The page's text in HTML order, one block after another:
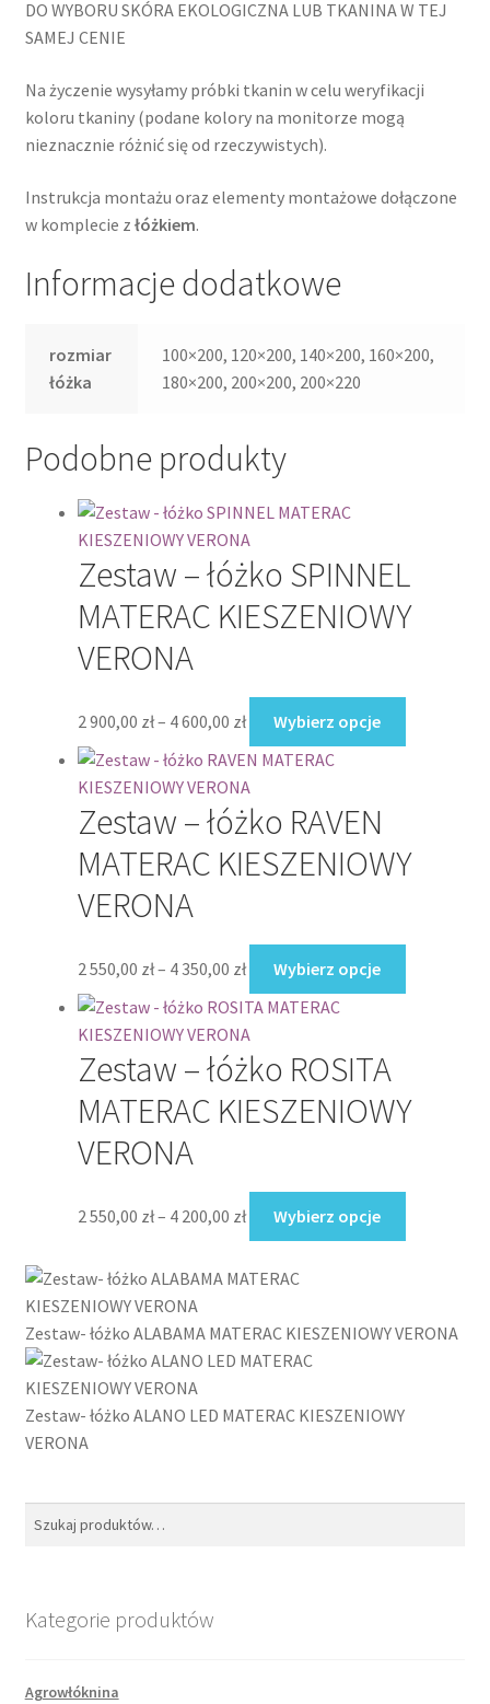
DO WYBORU SKÓRA EKOLOGICZNA LUB TKANINA W TEJ
SAMEJ CENIE
Na życzenie wysyłamy próbki tkanin w celu weryfikacji
koloru tkaniny (podane kolory na monitorze mogą
nieznacznie różnić się od rzeczywistych).
Instrukcja montażu oraz elementy montażowe dołączone
w komplecie z łóżkiem.
Informacje dodatkowe
rozmiar
łóżka
100×200, 120×200, 140×200, 160×200,
180×200, 200×200, 200×220
Podobne produkty
Zestaw – łóżko SPINNEL
MATERAC KIESZENIOWY
VERONA
2 900,00 zł– 4 600,00 zł
od
2
900,00 zł
4
Wybierz opcje
można
Zestaw – łóżko RAVEN
MATERAC KIESZENIOWY
VERONA
2 550,00 zł– 4 350,00 zł
od
2
550,00 zł
4
Wybierz opcje
można
Zestaw – łóżko ROSITA
MATERAC KIESZENIOWY
VERONA
2 550,00 zł– 4 200,00 zł
2
do
4
Wybierz opcje
Opcje
Zestaw- łóżko ALABAMA MATERAC KIESZENIOWY VERONA
Zestaw- łóżko ALANO LED MATERAC KIESZENIOWY
VERONA
Kategorie produktów
Agrowłóknina